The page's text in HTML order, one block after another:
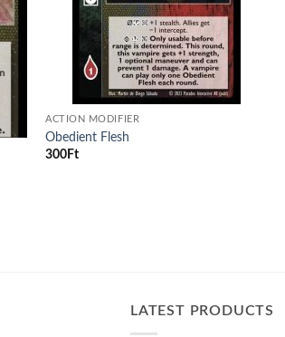
ACTION MODIFIER
Obedient Flesh
300 Ft
LATEST PRODUCTS